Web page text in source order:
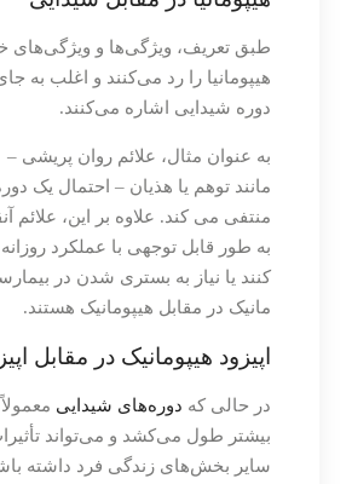
طبق تعریف، ویژگی‌ها و
هیپومانیا را رد می‌کنند و اغلب به
دوره شیدایی اشاره می‌کنند.
به عنوان مثال، علائم روان پریشی –
مانند توهم یا هذیان – احتمال یک
منتفی می کند. علاوه بر این، علائم
به طور قابل توجهی با عملکرد
کنند یا نیاز به بستری شدن در
مانیک در مقابل هیپومانیک هستند.
اپیزود هیپومانیک در مقابل
در حالی که دوره‌های شیدایی
بیشتر طول می‌کشد و می‌تواند
سایر بخش‌های زندگی فرد داشته